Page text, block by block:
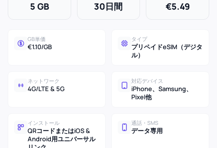
5 GB 30日間 €5.49
GB単価
€1.10/GB
タイプ
プリペイドeSIM（デジタ
ル）
ネットワーク
4G/LTE & 5G
対応デバイス
iPhone、Samsung、
Pixel他
インストール
QRコードまたはiOS &
Android用ユニバーサル
通話・SMS
データ専用